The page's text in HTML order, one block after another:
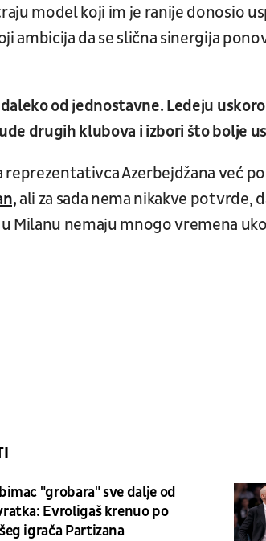
model koji im je ranije donosio
ambicija da se slična sinergija
od jednostavne. Ledeju
drugih klubova i izbori što bolje
reprezentativca Azerbejdžana već
ali za sada nema nikakve potvrde,
Milanu nemaju mnogo vremena
"grobara" sve dalje od
Evroligaš krenuo po
igrača Partizana